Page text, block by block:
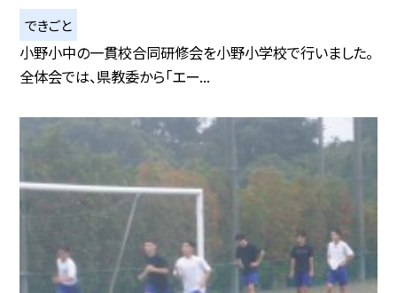
できごと
小野小中の一貫校合同研修会を小野小学校で行いました。
全体会では、県教委から「エー...